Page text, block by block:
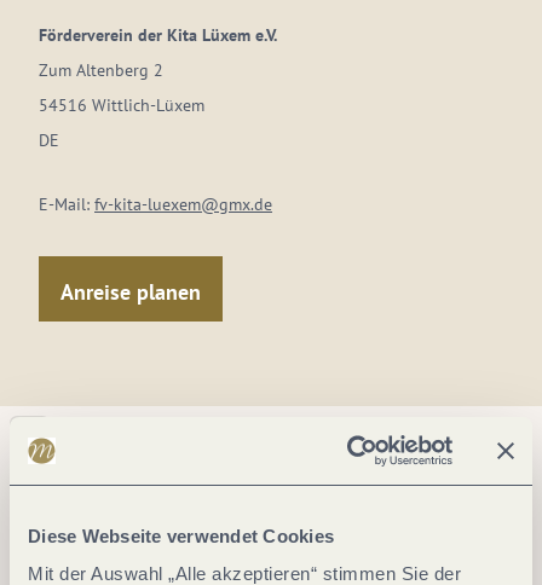
Diese Webseite verwendet Cookies
Mit der Auswahl „Alle akzeptieren“ stimmen Sie der
Förderverein der Kita Lüxem e.V.
Zum Altenberg 2
54516 Wittlich-Lüxem
DE
E-Mail: fv-kita-luexem@gmx.de
Anreise planen